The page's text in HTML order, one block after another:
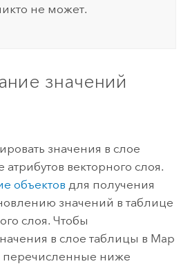
не может.
значений
значения в слое
векторного слоя.
объектов для получения
значений в таблице
слоя. Чтобы
в слое таблицы в Map
перечисленные ниже